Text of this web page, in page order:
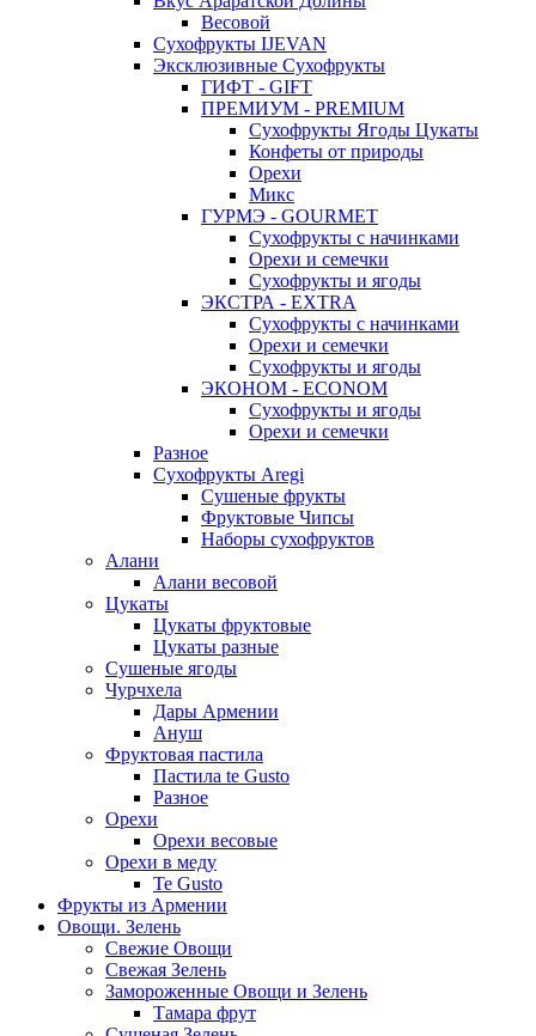
Весовой
Сухофрукты IJEVAN
Эксклюзивные Сухофрукты
ГИФТ - GIFT
ПРЕМИУМ - PREMIUM
Сухофрукты Ягоды Цукаты
Конфеты от природы
Орехи
Микс
ГУРМЭ - GOURMET
Сухофрукты с начинками
Орехи и семечки
Сухофрукты и ягоды
ЭКСТРА - EXTRA
Сухофрукты с начинками
Орехи и семечки
Сухофрукты и ягоды
ЭКОНОМ - ECONOM
Сухофрукты и ягоды
Орехи и семечки
Разное
Сухофрукты Aregi
Сушеные фрукты
Фруктовые Чипсы
Наборы сухофруктов
Алани
Алани весовой
Цукаты
Цукаты фруктовые
Цукаты разные
Сушеные ягоды
Чурчхела
Дары Армении
Ануш
Фруктовая пастила
Пастила te Gusto
Разное
Орехи
Орехи весовые
Орехи в меду
Te Gusto
Фрукты из Армении
Овощи. Зелень
Свежие Овощи
Свежая Зелень
Замороженные Овощи и Зелень
Тамара фрут